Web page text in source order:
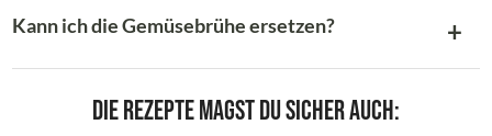
Kann ich die Gemüsebrühe ersetzen?
Die Rezepte magst du sicher auch: